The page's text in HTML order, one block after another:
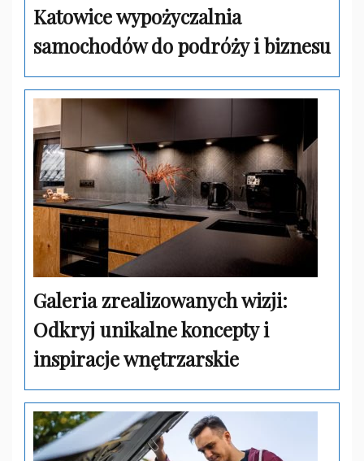
Katowice wypożyczalnia
samochodów do podróży i biznesu
Galeria zrealizowanych wizji:
Odkryj unikalne koncepty i
inspiracje wnętrzarskie